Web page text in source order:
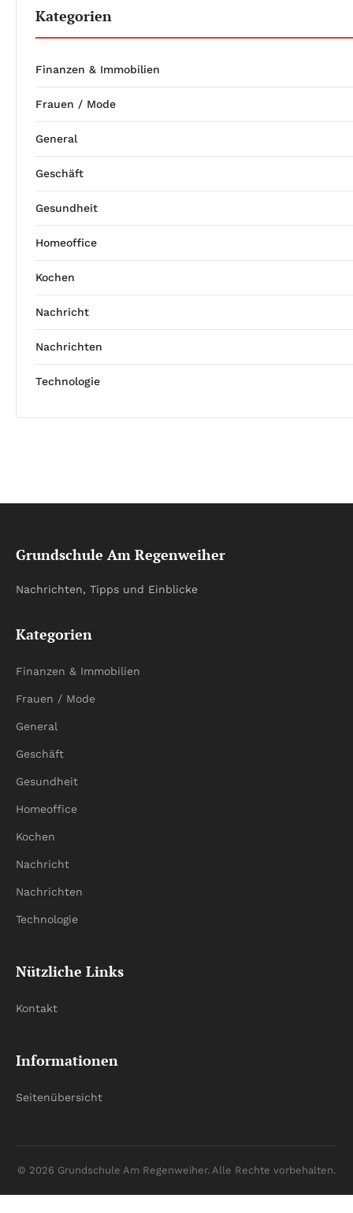
Kategorien
Finanzen & Immobilien
Frauen / Mode
General
Geschäft
Gesundheit
Homeoffice
Kochen
Nachricht
Nachrichten
Technologie
Grundschule Am Regenweiher
Nachrichten, Tipps und Einblicke
Kategorien
Finanzen & Immobilien
Frauen / Mode
General
Geschäft
Gesundheit
Homeoffice
Kochen
Nachricht
Nachrichten
Technologie
Nützliche Links
Kontakt
Informationen
Seitenübersicht
© 2026 Grundschule Am Regenweiher. Alle Rechte vorbehalten.